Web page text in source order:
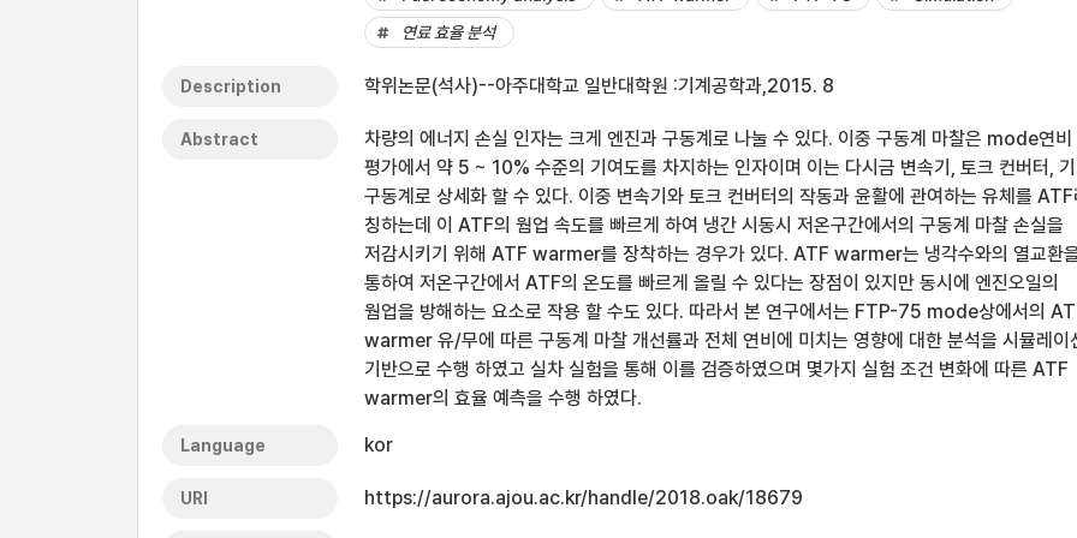
연료 효율 분석
Description 학위논문(석사)--아주대학교 일반대학원 :기계공학과,2015. 8
Abstract
차량의 에너지 손실 인자는 크게 엔진과 구동계로 나눌 수 있다. 이중 구동계 마찰은 mode연비
평가에서 약 5 ~ 10% 수준의 기여도를 차지하는 인자이며 이는 다시금 변속기, 토크 컨버터,
구동계로 상세화 할 수 있다. 이중 변속기와 토크 컨버터의 작동과 윤활에 관여하는 유체를
칭하는데 이 ATF의 웜업 속도를 빠르게 하여 냉간 시동시 저온구간에서의 구동계 마찰 손실을
저감시키기 위해 ATF warmer를 장착하는 경우가 있다. ATF warmer는 냉각수와의 열교환
통하여 저온구간에서 ATF의 온도를 빠르게 올릴 수 있다는 장점이 있지만 동시에 엔진오일의
웜업을 방해하는 요소로 작용 할 수도 있다. 따라서 본 연구에서는 FTP-75 mode상에서의
warmer 유/무에 따른 구동계 마찰 개선률과 전체 연비에 미치는 영향에 대한 분석을 시뮬레이
기반으로 수행 하였고 실차 실험을 통해 이를 검증하였으며 몇가지 실험 조건 변화에 따른 ATF
warmer의 효율 예측을 수행 하였다.
Language kor
URI https://aurora.ajou.ac.kr/handle/2018.oak/18679